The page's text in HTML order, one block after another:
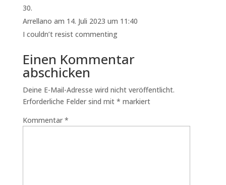
Arrellano am 14. Juli 2023 um 11:40
I couldn’t resist commenting
Einen Kommentar
abschicken
Deine E-Mail-Adresse wird nicht veröffentlicht.
Erforderliche Felder sind mit * markiert
Kommentar *